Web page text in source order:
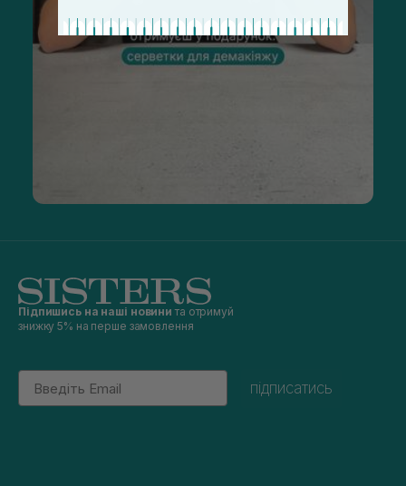
Підпишись на наші новини та отримуй
знижку 5% на перше замовлення
Email
підписатись